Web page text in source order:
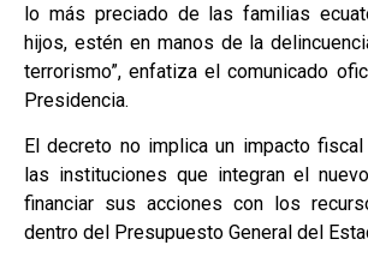
lo más preciado de las familias
hijos, estén en manos de la
terrorismo”, enfatiza el comunicado
Presidencia.
El decreto no implica un impacto
las instituciones que integran el
financiar sus acciones con los
dentro del Presupuesto General del